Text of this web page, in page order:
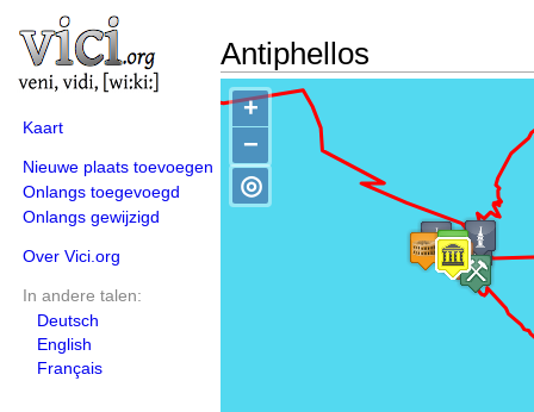
Kaart
Nieuwe plaats toevoegen
Onlangs toegevoegd
Onlangs gewijzigd
Over Vici.org
In andere talen:
Deutsch
English
Français
Antiphellos
+
−
◎